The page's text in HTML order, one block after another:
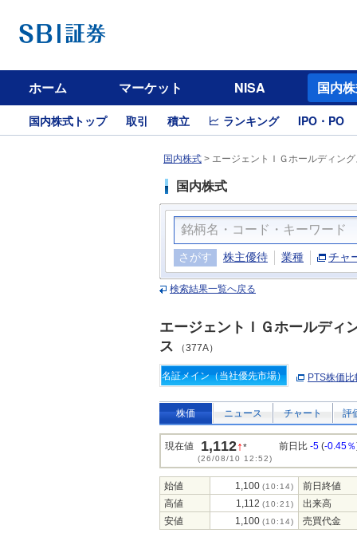
ホーム マーケット NISA 国内
国内株式トップ 取引 積立 ランキング IPO・PO
国内株式 > エージェントＩＧホールディン
国内株式
さがす 株主優待 業種 チャ
検索結果一覧へ戻る
エージェントＩＧホールディ
ス （377A）
名証メイン（当社優先市場） PTS株価比
株価 ニュース チャート 評
現在値 1,112↑*
(26/08/10 12:52)
前日比 -5 (-0.45％
始値 1,100 (10:14)
前日終値
高値
1,112 (10:21)
出来高
安値
1,100 (10:14) 売買代金